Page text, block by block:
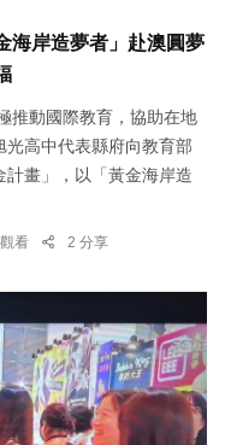
海岸造夢者」赴澳圓夢
推動國際教育，協助在地
高中代表縣府向教育部
畫」，以「黃金海岸造
看 2 分享